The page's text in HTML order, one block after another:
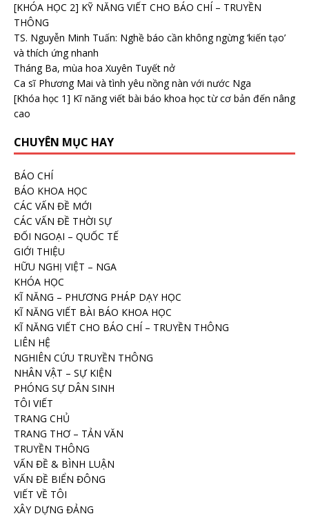
[KHÓA HỌC 2] KỸ NĂNG VIẾT CHO BÁO CHÍ – TRUYỀN
THÔNG
TS. Nguyễn Minh Tuấn: Nghề báo cần không ngừng ‘kiến tạo’
và thích ứng nhanh
Tháng Ba, mùa hoa Xuyên Tuyết nở
Ca sĩ Phương Mai và tình yêu nồng nàn với nước Nga
[Khóa học 1] Kĩ năng viết bài báo khoa học từ cơ bản đến nâng
cao
CHUYÊN MỤC HAY
BÁO CHÍ
BÁO KHOA HỌC
CÁC VẤN ĐỀ MỚI
CÁC VẤN ĐỀ THỜI SỰ
ĐỐI NGOẠI – QUỐC TẾ
GIỚI THIỆU
HỮU NGHỊ VIỆT – NGA
KHÓA HỌC
KĨ NĂNG – PHƯƠNG PHÁP DẠY HỌC
KĨ NĂNG VIẾT BÀI BÁO KHOA HỌC
KĨ NĂNG VIẾT CHO BÁO CHÍ – TRUYỀN THÔNG
LIÊN HỆ
NGHIÊN CỨU TRUYỀN THÔNG
NHÂN VẬT – SỰ KIỆN
PHÓNG SỰ DÂN SINH
TÔI VIẾT
TRANG CHỦ
TRANG THƠ – TẢN VĂN
TRUYỀN THÔNG
VẤN ĐỀ & BÌNH LUẬN
VẤN ĐỀ BIỂN ĐÔNG
VIẾT VỀ TÔI
XÂY DỰNG ĐẢNG